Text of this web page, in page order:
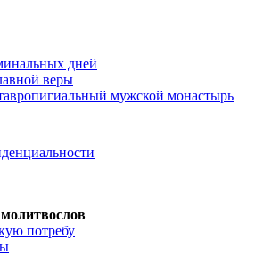
дней
веры
мужской монастырь
потребу